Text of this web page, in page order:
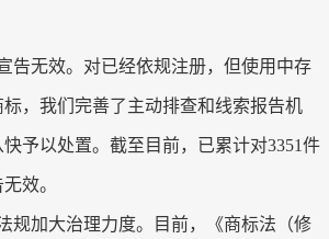
告无效。对已经依规注册，但使用中存
，我们完善了主动排查和线索报告机
予以处置。截至目前，已累计对3351件
效。
规加大治理力度。目前，《商标法（修